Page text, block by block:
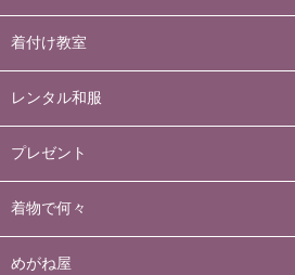
着付け教室
レンタル和服
プレゼント
着物で何々
めがね屋